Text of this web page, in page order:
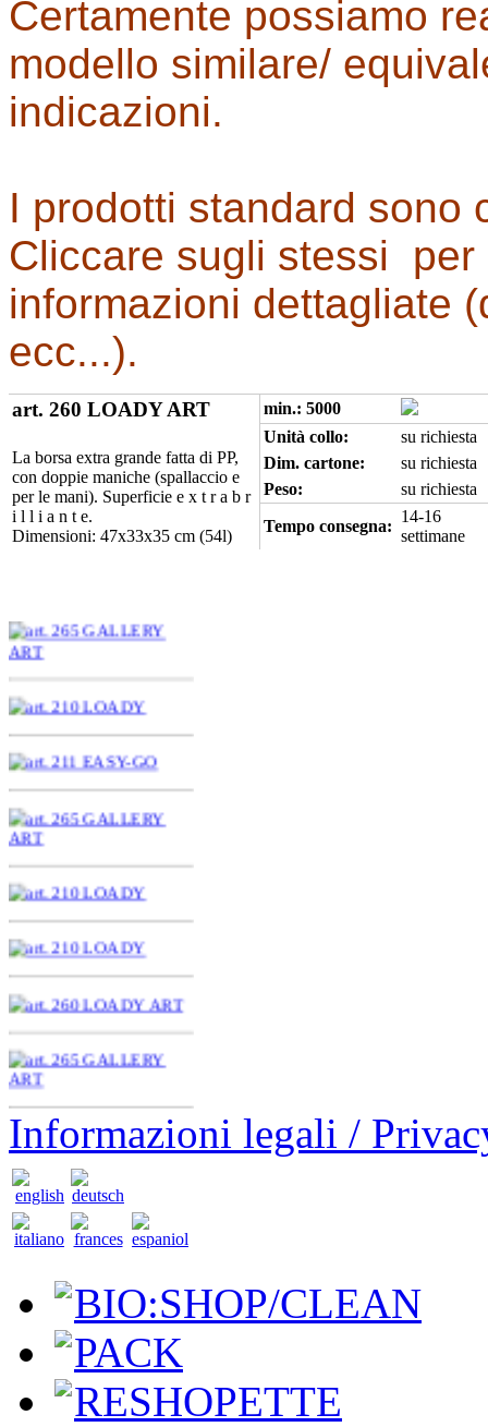
Certamente possiamo
modello similare/
indicazioni.
I prodotti standard
Cliccare sugli stessi
informazioni dettagliate
ecc...).
art. 260 LOADY ART
La borsa extra grande fatta di PP,
con doppie maniche (spallaccio e
per le mani). Superficie e x t r a b r
i l l i a n t e.
Dimensioni: 47x33x35 cm (54l)
min.: 5000
Unità collo:
su richiesta
Dim. cartone:
su richiesta
Peso:
su richiesta
Tempo consegna:
14-16
settimane
Informazioni legali /
BIO:SHOP/CLEAN
PACK
RESHOPETTE